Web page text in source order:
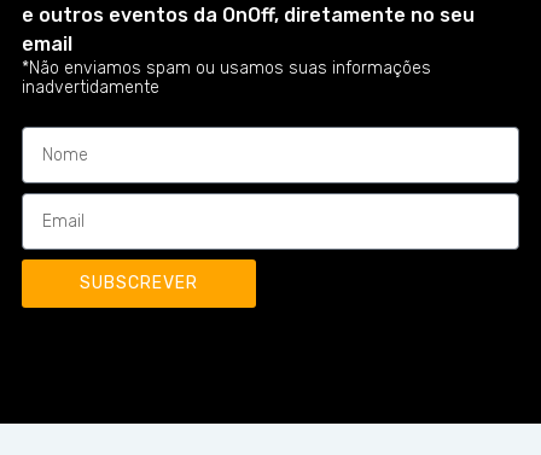
e outros eventos da OnOff, diretamente no seu
email
*Não enviamos spam ou usamos suas informações
inadvertidamente
SUBSCREVER